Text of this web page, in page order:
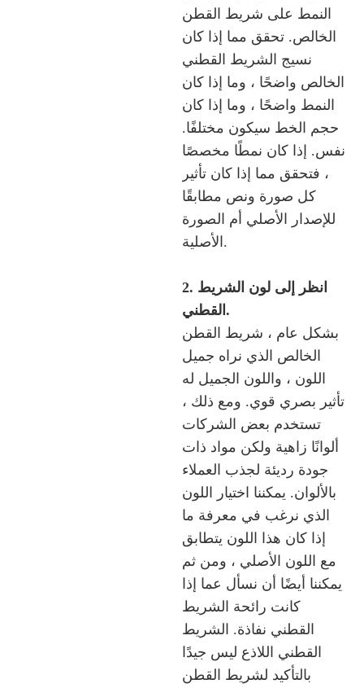
النمط على شريط القطن
الخالص. تحقق مما إذا كان
نسيج الشريط القطني
الخالص واضحًا ، وما إذا كان
النمط واضحًا ، وما إذا كان
حجم الخط سيكون مختلفًا.
نفس. إذا كان نمطًا مخصصًا
، فتحقق مما إذا كان تأثير
كل صورة ونص مطابقًا
للإصدار الأصلي أم الصورة
الأصلية.
2. انظر إلى لون الشريط
القطني.
بشكل عام ، شريط القطن
الخالص الذي نراه جميل
اللون ، واللون الجميل له
تأثير بصري قوي. ومع ذلك ،
تستخدم بعض الشركات
ألوانًا زاهية ولكن مواد ذات
جودة رديئة لجذب العملاء
بالألوان. يمكننا اختيار اللون
الذي نرغب في معرفة ما
إذا كان هذا اللون يتطابق
مع اللون الأصلي ، ومن ثم
يمكننا أيضًا أن نسأل عما إذا
كانت رائحة الشريط
القطني نفاذة. الشريط
القطني اللاذع ليس جيدًا
بالتأكيد لشريط القطن